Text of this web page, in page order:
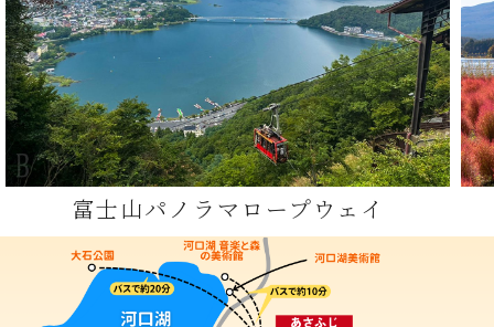
富士山パノラマロープウェイ